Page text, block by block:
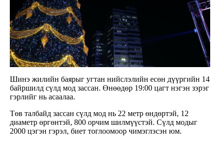
Шинэ жилийн баярыг угтан нийслэлийн есөн дүүргийн 14
байршилд сүлд мод зассан. Өнөөдөр 19:00 цагт нэгэн зэрэг
гэрлийг нь асаалаа.
Төв талбайд зассан сүлд мод нь 22 метр өндөртэй, 12
диаметр өргөнтэй, 800 орчим шилмүүстэй. Сүлд модыг
2000 цэгэн гэрэл, биет тоглоомоор чимэглэсэн юм.